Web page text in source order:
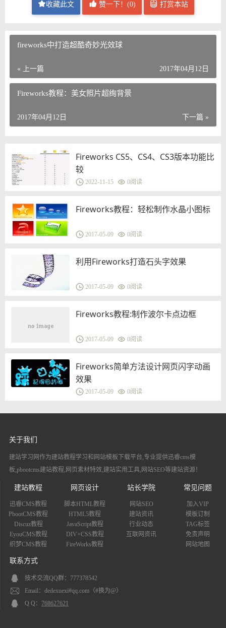
收藏此文 赞一下！(0) 打赏本站
fireworks中打造超酷奇妙光效球
« 上一篇 2017年04月12日
Fireworks教程：美女照片超绚背景
2017年04月12日 下一篇 »
Fireworks CS5、CS4、CS3版本功能比
较
2022-11-15 0阅读
Fireworks教程：轻松制作水晶小图标
2017-05-09 0阅读
利用Fireworks打造石头字效果
2017-05-09 0阅读
Fireworks教程:制作波尔卡点边框
2017-05-09 0阅读
Fireworks简单方法设计网页闪字动画
效果
2017-05-09 0阅读
关于我们
建站学习网作为建站教程学习和网站模板下载平台,专业提供迅睿cms模
板,pbootcms建站教程,网页素材特效,建站实用工具,网站SEO等建站资源！
建站教程
迅睿CMS教程
PbootCMS教程
Discuz教程
EyouCMS教程
织梦CMS教程
网页设计
脚本HTML教程
HTML5教程
JavaScript教程
DIV+CSS教程
FireWorks教程
站长学院
网站SEO
建站资讯
行业动态
互联网资讯
常见问题
加入VIP
模板订制
TAG标签
免责声明
网站地图
联系方式
技术交流QQ群：777378542
Email：dedexuexi#qq.com（#换为@）
Q Q： 768627621